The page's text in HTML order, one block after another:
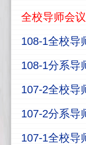
全校导师会
108-1全校导
108-1分系导
107-2全校导
107-2分系导
107-1全校导